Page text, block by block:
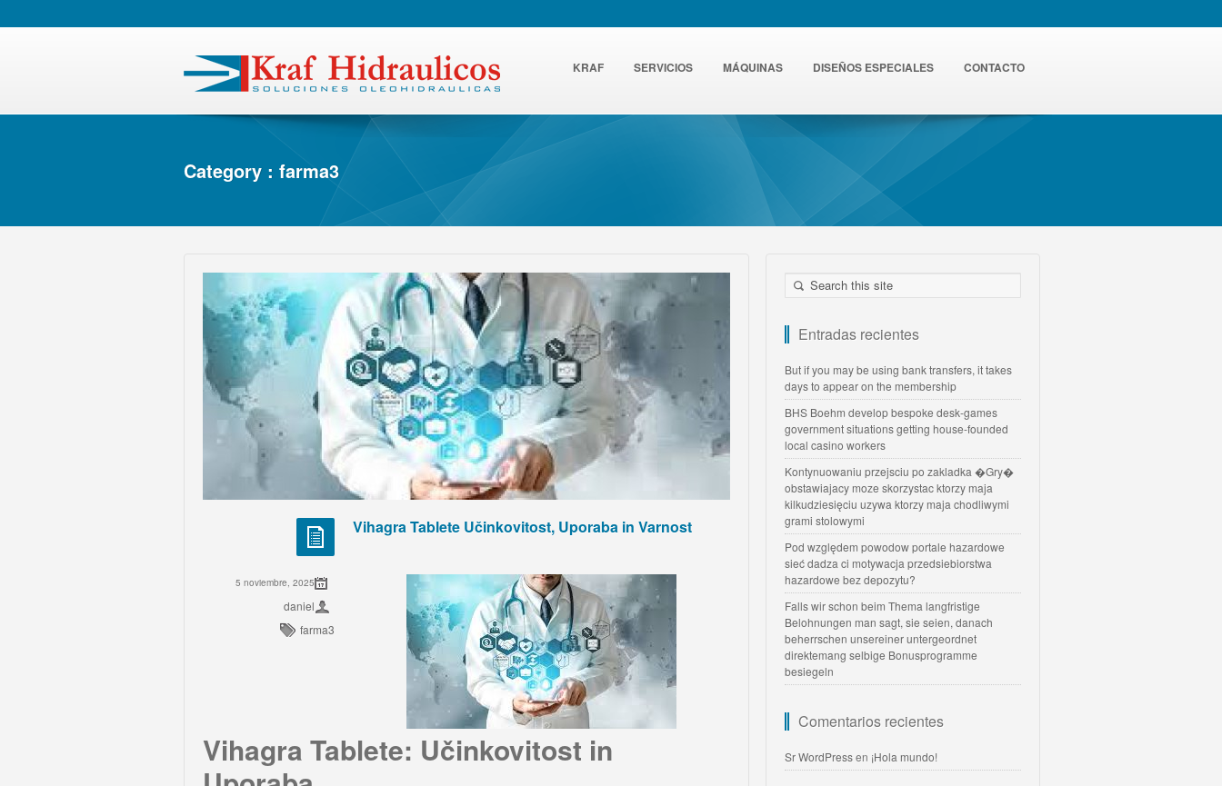
KRAF SERVICIOS MÁQUINAS DISEÑOS ESPECIALES CONTACTO
Category : farma3
Vihagra Tablete Učinkovitost, Uporaba in Varnost
5 noviembre, 2025
daniel
farma3
Vihagra Tablete: Učinkovitost in
Entradas recientes
But if you may be using bank transfers, it takes
days to appear on the membership
BHS Boehm develop bespoke desk-games
government situations getting house-founded
local casino workers
Kontynuowaniu przejsciu po zakladka �Gry�
obstawiajacy moze skorzystac ktorzy maja
kilkudziesięciu uzywa ktorzy maja chodliwymi
grami stolowymi
Pod względem powodow portale hazardowe
sieć dadza ci motywacja przedsiebiorstwa
hazardowe bez depozytu?
Falls wir schon beim Thema langfristige
Belohnungen man sagt, sie seien, danach
beherrschen unsereiner untergeordnet
direktemang selbige Bonusprogramme
besiegeln
Comentarios recientes
Sr WordPressen ¡Hola mundo!